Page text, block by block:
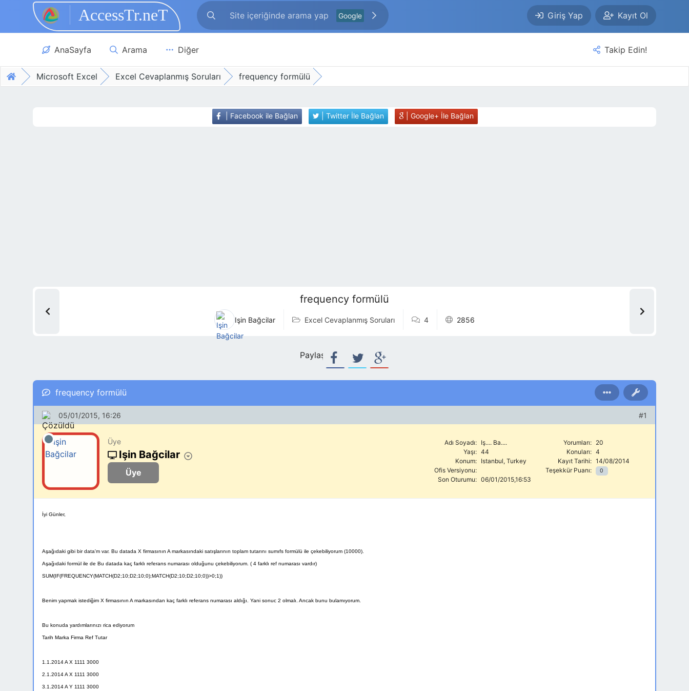
Skip to main content
AccessTr.neT Google Giriş Yap Kayıt Ol
AnaSayfa Arama Diğer Takip Edin!
Microsoft Excel Excel Cevaplanmış Soruları frequency formülü
| Facebook ile Bağlan | Twitter İle Bağlan | Google+ İle Bağlan
frequency formülü
Işin Bağcilar Excel Cevaplanmış Soruları 4 2856
Paylaş:
frequency formülü
05/01/2015, 16:26 #1
Üye
Işin Bağcilar
Üye
Adı Soyadı: Iş.... Ba....
Yaşı: 44
Konum: Istanbul, Turkey
Ofis Versiyonu:
Son Oturumu: 06/01/2015,16:53
Yorumları: 20
Konuları: 4
Kayıt Tarihi: 14/08/2014
Teşekkür Puanı:
0
İyi Günler,
Aşağıdaki gibi bir data'm var. Bu datada X firmasının A markasındaki satışlarının toplam tutarını sumıfs formülü ile çekebiliyorum (10000).
Aşağıdaki formül ile de Bu datada kaç farklı referans numarası olduğunu çekebiliyorum. ( 4 farklı ref numarası vardır)
SUM(IF(FREQUENCY(MATCH(D2;10;D2;10;0);MATCH(D2;10;D2;10;0))>0;1))
Benim yapmak istediğim X firmasının A markasından kaç farklı referans numarası aldığı. Yani sonuc 2 olmalı. Ancak bunu bulamıyorum.
Bu konuda yardımlarınızı rica ediyorum
Tarih Marka Firma Ref Tutar
1.1.2014 A X 1111 3000
2.1.2014 A X 1111 3000
3.1.2014 A Y 1111 3000